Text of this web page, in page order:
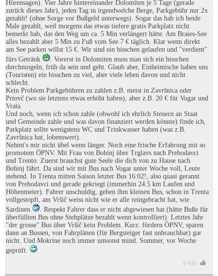
Hörensagen). Vier Jahre hintereinander Dolomiten je 5 Tage (gerade
zurück dieses Jahr), jeden Tag in irgendwelche Berge, Parkgebühr nur 2x
gezahlt! (ohne Sorge vor Bußgeld unterwegs). Sogar das hab ich beide
Male gezahlt, weil morgens das etwas tiefere gratis Parkplatz nicht
bemerkt hab, das den Weg um ca. 5 Min verlängert hätte. Am Braies-See
alles bezahlt aber 5 Min zu Fuß vom See 7 € täglich. Klar wenn direkt
am See parken willst 15 €. Wir sind ein bisschen gelaufen und "verdient"
fürs Getränk
. Vorerst in Dolomiten muss man sich ein bisschen
durchmogeln, früh da sein und geht. Glaub aber, Einheimische haben uns
(Touristen) ein bisschen zu viel, aber viele leben davon und nicht
schlecht.
Kein Problem Parkgebühren zu zahlen z.B. meist in Završnica oder
Prtovč (wo sie letztens etwas erhöht haben), aber z.B. 20 € für Vogar und
Vrata.
Und noch, wenn ich schon zahle (obwohl ich ehrlich Steuern an Staat
und Gemeinde zahle und was davon finanziert werden könnte) finde ich,
Parkplatz sollte wenigstens WC und Trinkwasser haben (was z.B.
Završnica hat, lobenswert).
Nehmt's mir nicht übel wenn länger. Noch eine frische Erfahrung mit so
promotem ÖPNV. Mit Frau von Bohinj über Trglavs nach Prehodavci
und Trento. Zuerst brauchst gute Seele die dich von zu Hause nach
Bohinj fährt. Da sind wir mit Bus nach Vogar unter Woche voll, Leute
stehend. In Trenta mitten Saison letzter Bus 16:02!, also quasi gerannt
von Prehodavci und gerade gekriegt (immerhin 24.5 km Laufen und
Höhenmeter). Fahrer unschuldig, geben ihm kleinen Bus, schon in Trenta
vollgestopft, am Vršič weiss nicht wie er alle reingebracht hat, wie
Sardinen
. Respekt Fahrer dass er nicht abgewiesen hat (hätte Buße für
überfüllten Bus ohne Stehplätze bezahlt wenn kontrolliert). Letztes Jahr
"der grosse" Bus über Vršič kein Problem. Kurz: fördern ÖPNV, sparen
dann an Bussen, von Fahrplänen (für Bergsteiger fast unbrauchbar) gar
nicht. Und Mokrine noch immer umsonst mind. Sommer, vor Woche
geprüft.
(+13)